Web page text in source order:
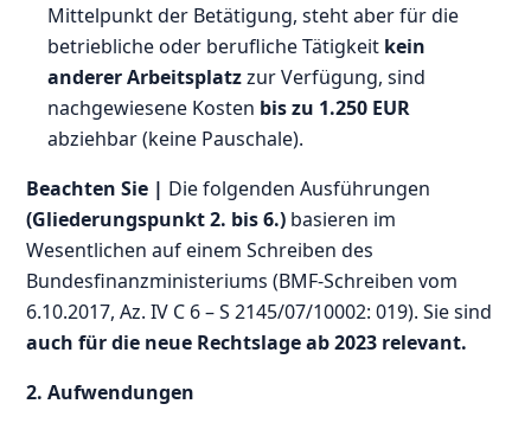
Mittelpunkt der Betätigung, steht aber für die
betriebliche oder berufliche Tätigkeit kein
anderer Arbeitsplatzzur Verfügung, sind
nachgewiesene Kosten bis zu 1.250 EUR
abziehbar (keine Pauschale).
Beachten Sie | Die folgenden Ausführungen
(Gliederungspunkt 2. bis 6.) basieren im
Wesentlichen auf einem Schreiben des
Bundesfinanzministeriums (BMF-Schreiben vom
6.10.2017, Az. IV C 6 – S 2145/07/10002: 019). Sie sind
auch für die neue Rechtslage ab 2023 relevant.
2. Aufwendungen